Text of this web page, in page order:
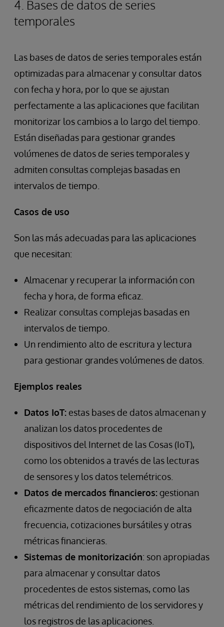
4. Bases de datos de series
temporales
Las bases de datos de series temporales están
optimizadas para almacenar y consultar datos
con fecha y hora, por lo que se ajustan
perfectamente a las aplicaciones que facilitan
monitorizar los cambios a lo largo del tiempo.
Están diseñadas para gestionar grandes
volúmenes de datos de series temporales y
admiten consultas complejas basadas en
intervalos de tiempo.
Casos de uso
Son las más adecuadas para las aplicaciones
que necesitan:
Almacenar y recuperar la información con
fecha y hora, de forma eficaz.
Realizar consultas complejas basadas en
intervalos de tiempo.
Un rendimiento alto de escritura y lectura
para gestionar grandes volúmenes de datos.
Ejemplos reales
Datos IoT: estas bases de datos almacenan y
analizan los datos procedentes de
dispositivos del Internet de las Cosas (IoT),
como los obtenidos a través de las lecturas
de sensores y los datos telemétricos.
Datos de mercados financieros:gestionan
eficazmente datos de negociación de alta
frecuencia, cotizaciones bursátiles y otras
métricas financieras.
Sistemas de monitorización: son apropiadas
para almacenar y consultar datos
procedentes de estos sistemas, como las
métricas del rendimiento de los servidores y
los registros de las aplicaciones.